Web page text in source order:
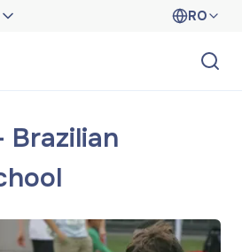
RO
Brazilian